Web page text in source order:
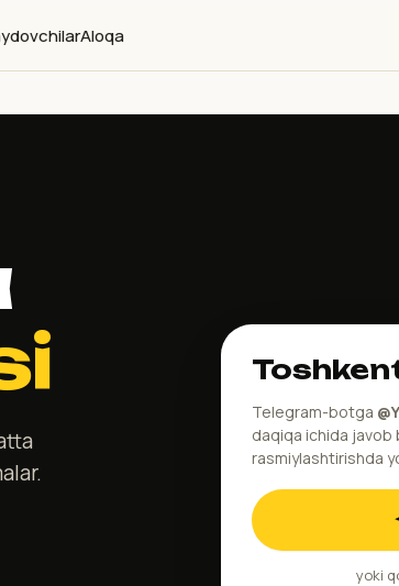
Aloqa
Telegram-botga
daqiqa ichida javob
rasmiylashtirishda
yoki